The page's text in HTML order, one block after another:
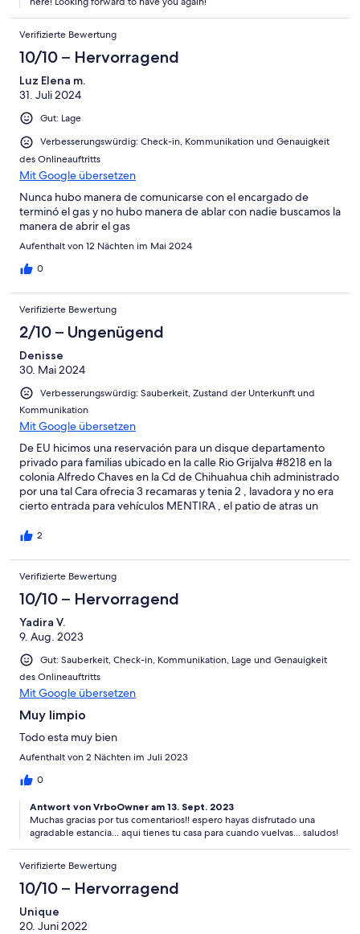
Verifizierte Bewertung
10/10 – Hervorragend
Luz Elena m.
31. Juli 2024
Gut: Lage
Verbesserungswürdig: Check-in, Kommunikation und Genauigkeit
des Onlineauftritts
Mit Google übersetzen
Nunca hubo manera de comunicarse con el encargado de
terminó el gas y no hubo manera de ablar con nadie buscamos la
manera de abrir el gas
Aufenthalt von 12 Nächten im Mai 2024
0
Verifizierte Bewertung
2/10 – Ungenügend
Denisse
30. Mai 2024
Verbesserungswürdig: Sauberkeit, Zustand der Unterkunft und
Kommunikation
Mit Google übersetzen
De EU hicimos una reservación para un disque departamento
privado para familias ubicado en la calle Rio Grijalva #8218 en la
colonia Alfredo Chaves en la Cd de Chihuahua chih administrado
por una tal Cara ofrecia 3 recamaras y tenia 2 , lavadora y no era
cierto entrada para vehículos MENTIRA , el patio de atras un
perder las vacaciones no lo usamos y ella se las ingenió para no
que le pagamos por anticipación fuimos victimas de una vil
premeditada estafa
2
Verifizierte Bewertung
10/10 – Hervorragend
Yadira V.
9. Aug. 2023
Gut: Sauberkeit, Check-in, Kommunikation, Lage und Genauigkeit
des Onlineauftritts
Mit Google übersetzen
Muy limpio
Todo esta muy bien
Aufenthalt von 2 Nächten im Juli 2023
0
Antwort von VrboOwner am 13. Sept. 2023
Muchas gracias por tus comentarios!! espero hayas disfrutado una
agradable estancia... aqui tienes tu casa para cuando vuelvas... saludos!
Verifizierte Bewertung
10/10 – Hervorragend
Unique
20. Juni 2022